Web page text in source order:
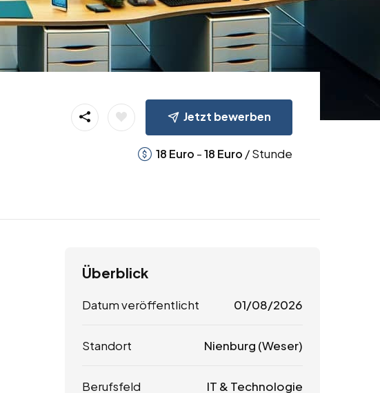
Jetzt bewerben
18 Euro -18 Euro / Stunde
Überblick
Datum veröffentlicht 01/08/2026
Standort Nienburg (Weser)
Berufsfeld IT & Technologie